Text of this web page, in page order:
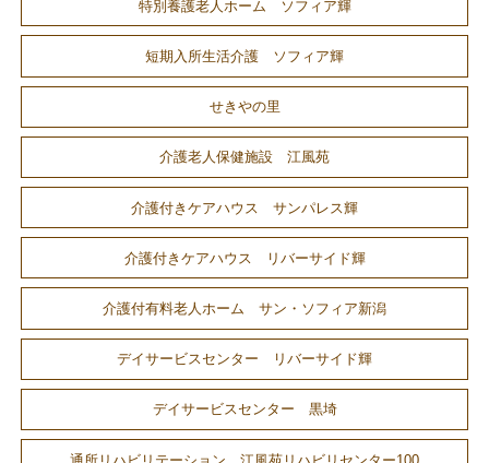
特別養護老人ホーム ソフィア輝
短期入所生活介護 ソフィア輝
せきやの里
介護老人保健施設 江風苑
介護付きケアハウス サンパレス輝
介護付きケアハウス リバーサイド輝
介護付有料老人ホーム サン・ソフィア新潟
デイサービスセンター リバーサイド輝
デイサービスセンター 黒埼